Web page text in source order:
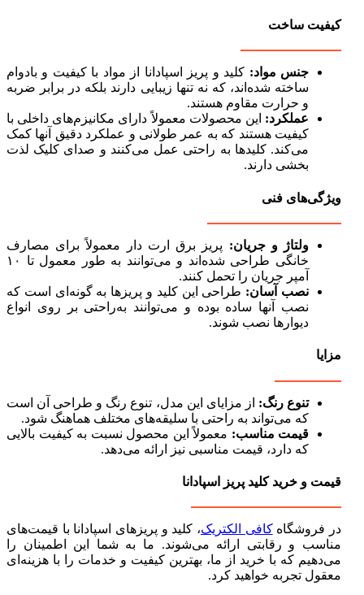
کیفیت ساخت
جنس مواد: کلید و پریز اسپادانا از مواد با کیفیت و بادوام
ساخته شده‌اند، که نه تنها زیبایی دارند بلکه در برابر ضربه
و حرارت مقاوم هستند.
عملکرد: این محصولات معمولاً دارای مکانیزم‌های داخلی با
کیفیت هستند که به عمر طولانی و عملکرد دقیق آنها کمک
می‌کند. کلیدها به راحتی عمل می‌کنند و صدای کلیک لذت
بخشی دارند.
ویژگی‌های فنی
ولتاژ و جریان: پریز برق ارت دار معمولاً برای مصارف
خانگی طراحی شده‌اند و می‌توانند به طور معمول تا ۱۰
آمپر جریان را تحمل کنند.
نصب آسان: طراحی این کلید و پریزها به گونه‌ای است که
نصب آنها ساده بوده و می‌توانند به‌راحتی بر روی انواع
دیوارها نصب شوند.
مزایا
تنوع رنگ: از مزایای این مدل، تنوع رنگ و طراحی آن است
که می‌تواند به راحتی با سلیقه‌های مختلف هماهنگ شود.
قیمت مناسب: معمولاً این محصول نسبت به کیفیت بالایی
که دارد، قیمت مناسبی نیز ارائه می‌دهد.
قیمت و خرید کلید پریز اسپادانا
در فروشگاهکافی الکتریک، کلید و پریزهای اسپادانا با قیمت‌های
مناسب و رقابتی ارائه می‌شوند. ما به شما این اطمینان را
می‌دهیم که با خرید از ما، بهترین کیفیت و خدمات را با هزینه‌ای
معقول تجربه خواهید کرد.